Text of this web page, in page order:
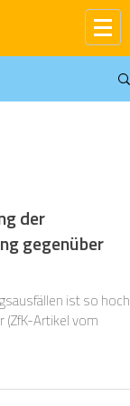
der
gegenüber
ist so hoch
(ZfK-Artikel vom